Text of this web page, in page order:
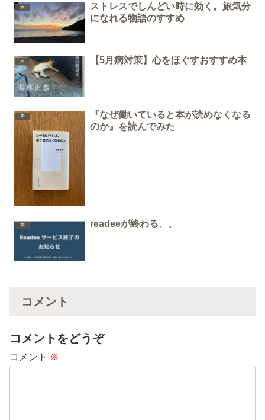
本
ストレスでしんどい時に効く。旅気分
になれる物語のすすめ
本 【5月病対策】心をほぐすおすすめ本
本
『なぜ働いていると本が読めなくなる
のか』を読んでみた
本 readeeが終わる、、
コメント
コメントをどうぞ
コメント ※